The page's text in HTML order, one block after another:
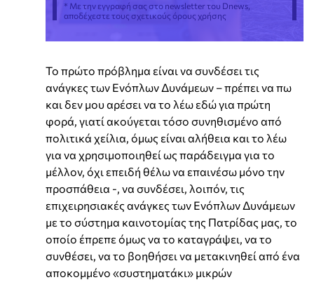
* Με την εγγραφή σας στο newsletter του Dnews,
αποδέχεστε τους σχετικούς όρους χρήσης
Το πρώτο πρόβλημα είναι να συνδέσει τις
ανάγκες των Ενόπλων Δυνάμεων – πρέπει να πω
και δεν μου αρέσει να το λέω εδώ για πρώτη
φορά, γιατί ακούγεται τόσο συνηθισμένο από
πολιτικά χείλια, όμως είναι αλήθεια και το λέω
για να χρησιμοποιηθεί ως παράδειγμα για το
μέλλον, όχι επειδή θέλω να επαινέσω μόνο την
προσπάθεια -, να συνδέσει, λοιπόν, τις
επιχειρησιακές ανάγκες των Ενόπλων Δυνάμεων
με το σύστημα καινοτομίας της Πατρίδας μας, το
οποίο έπρεπε όμως να το καταγράψει, να το
συνθέσει, να το βοηθήσει να μετακινηθεί από ένα
αποκομμένο «συστηματάκι» μικρών